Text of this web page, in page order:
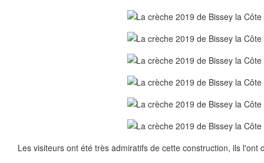
Les visiteurs ont été très admiratifs de cette construction, ils l'ont